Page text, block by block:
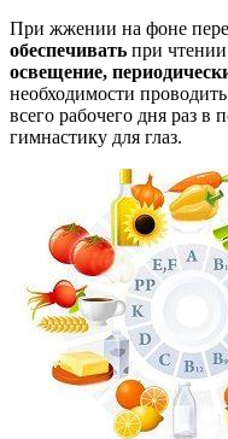
При жжении на фоне
обеспечивать при
освещение,
необходимости
всего рабочего дня раз в
гимнастику для глаз.